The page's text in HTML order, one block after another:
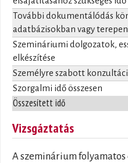
Összesített idő
További dokumentálódás
adatbázisokban vagy terepen
Szemináriumi dolgozatok,
elkészítése
Személyre szabott
Szorgalmi idő összesen
Vizsgáztatás
A szeminárium